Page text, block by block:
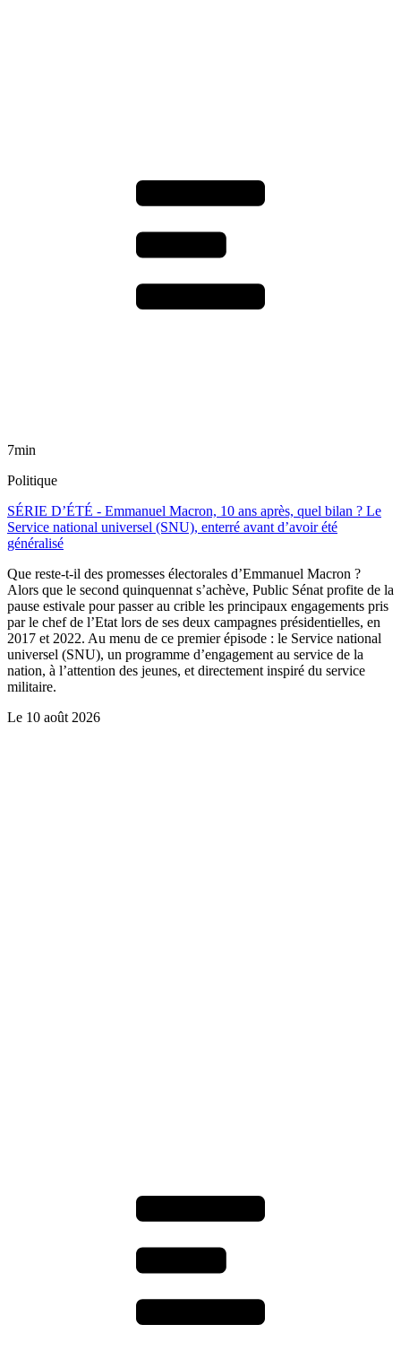
7min
Politique
SÉRIE D’ÉTÉ - Emmanuel Macron, 10 ans après, quel bilan ? Le
Service national universel (SNU), enterré avant d’avoir été
généralisé
Que reste-t-il des promesses électorales d’Emmanuel Macron ?
Alors que le second quinquennat s’achève, Public Sénat profite de la
pause estivale pour passer au crible les principaux engagements pris
par le chef de l’Etat lors de ses deux campagnes présidentielles, en
2017 et 2022. Au menu de ce premier épisode : le Service national
universel (SNU), un programme d’engagement au service de la
nation, à l’attention des jeunes, et directement inspiré du service
militaire.
Le 10 août 2026